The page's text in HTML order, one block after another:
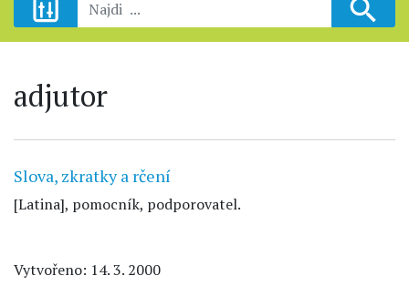
adjutor
Slova, zkratky a rčení
[Latina], pomocník, podporovatel.
Vytvořeno: 14. 3. 2000